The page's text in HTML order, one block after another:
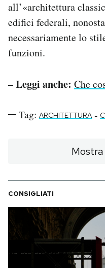
all’«architettura
edifici federali,
necessariamente lo
funzioni.
– Leggi anche: Che
Tag: ARCHITETTURA -
CONSIGLIATI